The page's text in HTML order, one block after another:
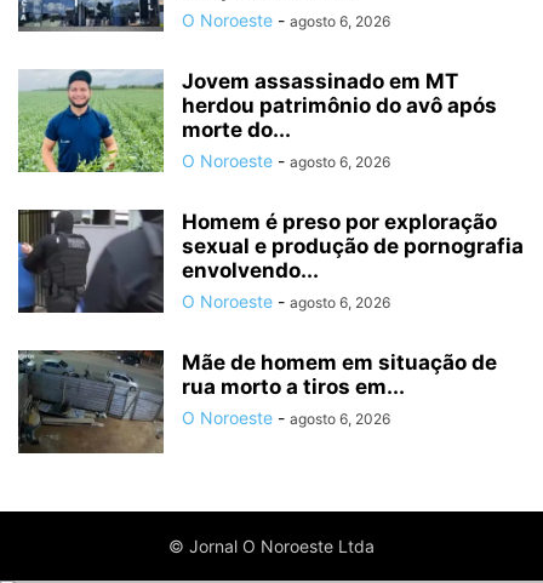
O Noroeste - agosto 6, 2026
Jovem assassinado em MT
herdou patrimônio do avô após
morte do...
O Noroeste - agosto 6, 2026
Homem é preso por exploração
sexual e produção de pornografia
envolvendo...
O Noroeste - agosto 6, 2026
Mãe de homem em situação de
rua morto a tiros em...
O Noroeste - agosto 6, 2026
© Jornal O Noroeste Ltda